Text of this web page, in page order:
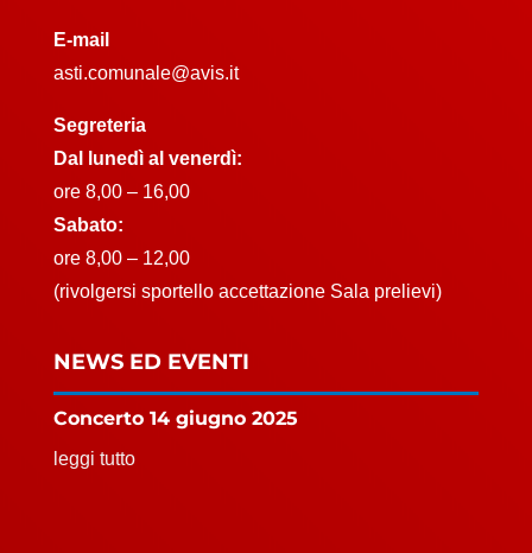
E-mail
asti.comunale@avis.it
Segreteria
Dal lunedì al venerdì:
ore 8,00 – 16,00
Sabato:
ore 8,00 – 12,00
(rivolgersi sportello accettazione Sala prelievi)
NEWS ED EVENTI
Concerto 14 giugno 2025
leggi tutto